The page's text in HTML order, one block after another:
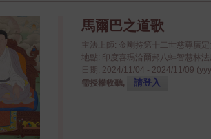
馬爾巴之道歌
主法上師: 金剛持第十二世慈尊廣
地點: 印度喜瑪洽爾邦八蚌智慧林
日期: 2024/11/04 - 2024/11/09
需授權收聽,
請登入